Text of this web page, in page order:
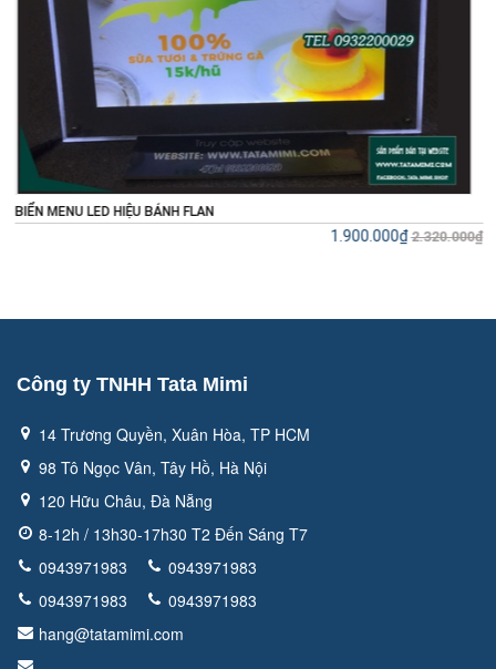
MENU TRÀ SỮA YOTEA
Công ty TNHH Tata Mimi
14 Trương Quyền, Xuân Hòa, TP HCM
98 Tô Ngọc Vân, Tây Hồ, Hà Nội
120 Hữu Châu, Đà Nẵng
8-12h / 13h30-17h30 T2 Đến Sáng T7
0943971983
0943971983
0943971983
0943971983
hang@tatamimi.com